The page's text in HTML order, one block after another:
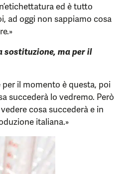
ed è tutto
ad oggi non sappiamo cosa
sostituzione, ma per il
per il momento è questa, poi
succederà lo vedremo. Però
cosa succederà e in
italiana.»